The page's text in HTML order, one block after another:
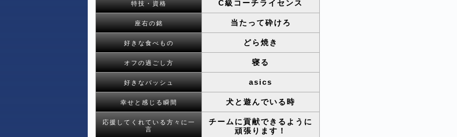
特技・資格 C級コーチライセンス
座右の銘 当たって砕けろ
好きな食べもの どら焼き
オフの過ごし方 寝る
好きなバッシュ asics
幸せと感じる瞬間 犬と遊んでいる時
応援してくれている方々に一
言
チームに貢献できるように
頑張ります！